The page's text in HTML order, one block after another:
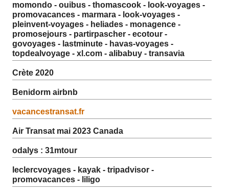
momondo - ouibus - thomascook - look-voyages -
promovacances - marmara - look-voyages -
pleinvent-voyages - heliades - monagence -
promosejours - partirpascher - ecotour -
govoyages - lastminute - havas-voyages -
topdealvoyage - xl.com - alibabuy - transavia
Crète 2020
Benidorm airbnb
vacancestransat.fr
Air Transat mai 2023 Canada
odalys : 31mtour
leclercvoyages - kayak - tripadvisor -
promovacances - liligo